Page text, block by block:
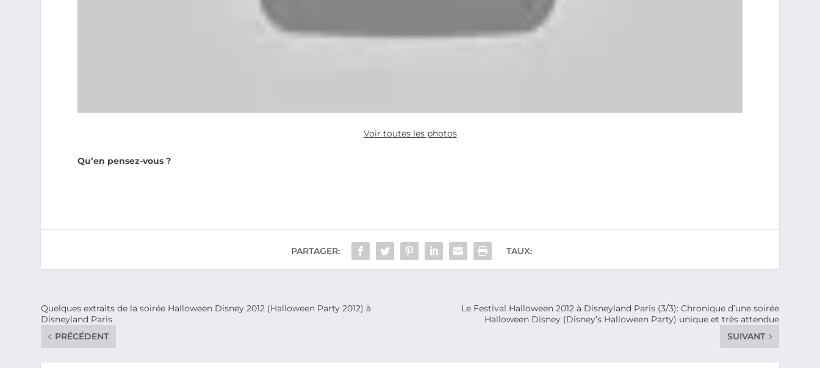
Voir toutes les photos
Qu’en pensez-vous ?
PARTAGER: TAUX:
Quelques extraits de la soirée Halloween Disney 2012 (Halloween Party 2012) à
Disneyland Paris
PRÉCÉDENT
Le Festival Halloween 2012 à Disneyland Paris (3/3): Chronique d’une soirée
Halloween Disney (Disney’s Halloween Party) unique et très attendue
SUIVANT